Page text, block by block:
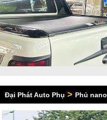
Đại Phát Auto Phụ > Phủ